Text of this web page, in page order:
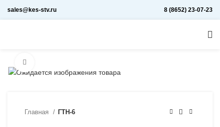
sales@kes-stv.ru 8 (8652) 23-07-23
Главная ГТН-6